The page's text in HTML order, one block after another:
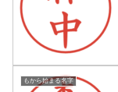
もから始まる名字